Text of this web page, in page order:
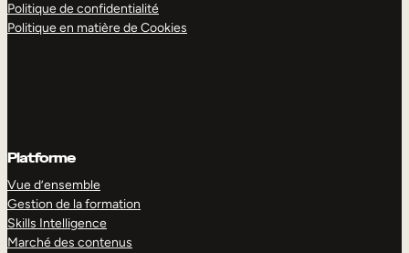
Politique de confidentialité
Politique en matière de Cookies
Platforme
Vue d’ensemble
Gestion de la formation
Skills Intelligence
Marché des contenus